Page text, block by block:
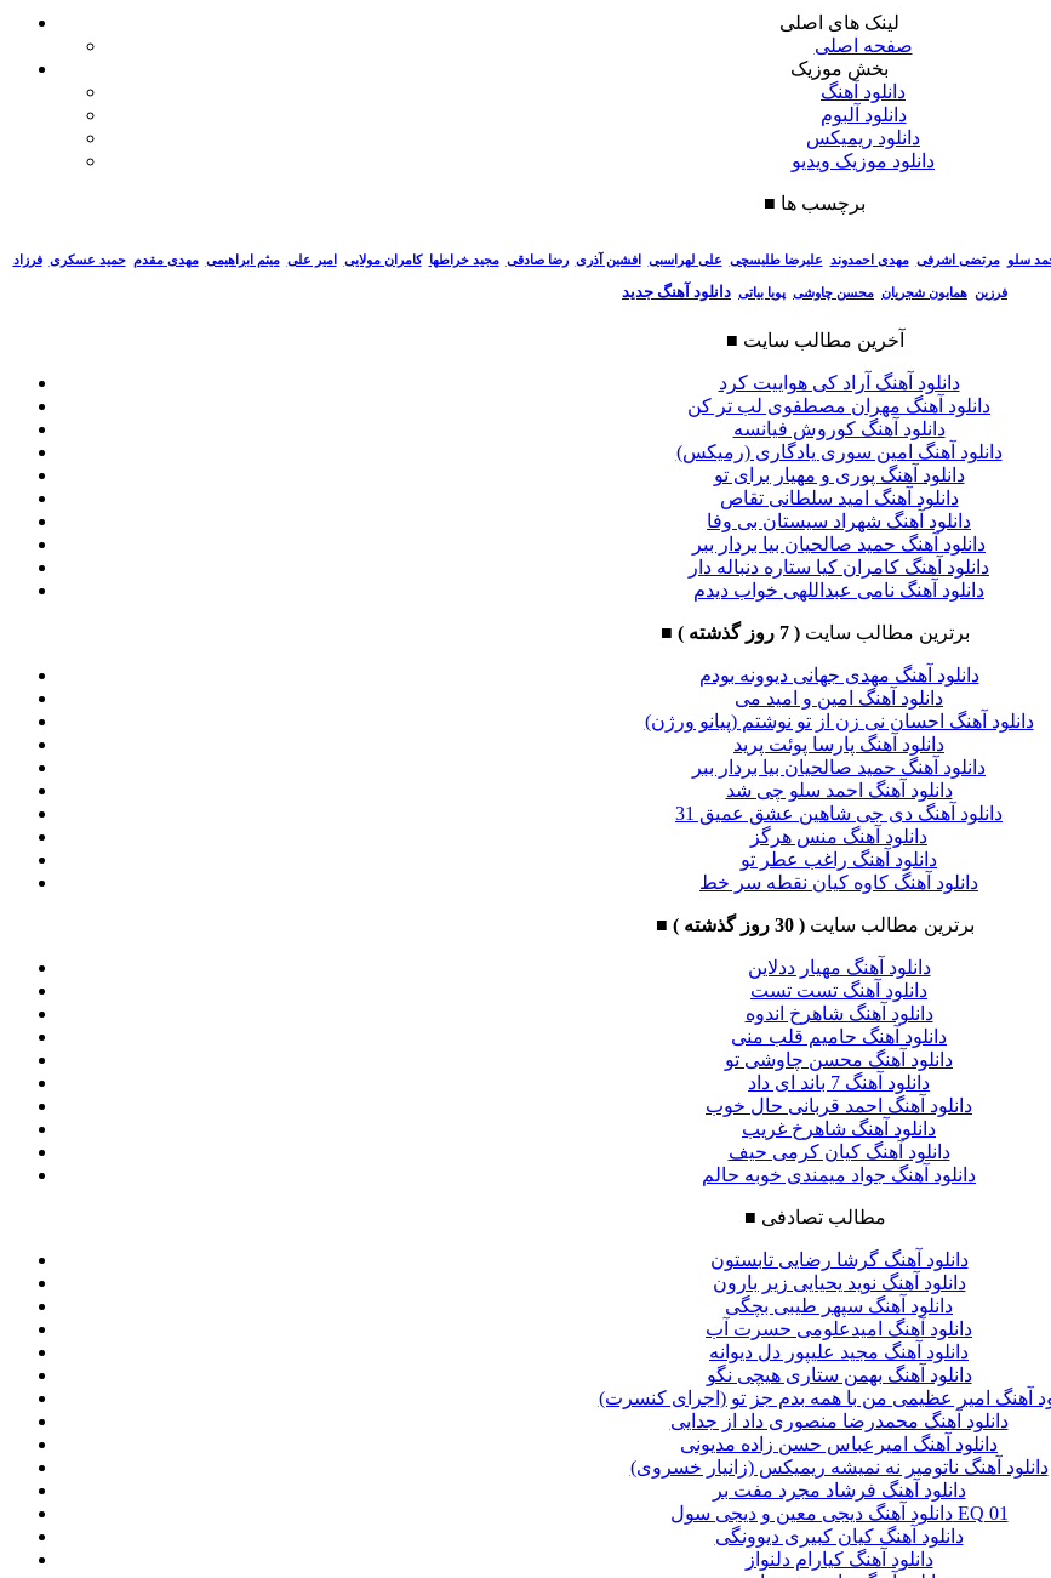
لینک های اصلی
صفحه اصلی
بخش موزیک
دانلود آهنگ
دانلود آلبوم
دانلود ریمیکس
دانلود موزیک ویدیو
■ برچسب ها
سلو مرتضی اشرفی مهدی احمدوند علیرضا طلیسچی علی لهراسبی افشین آذری رضا صادقی مجید خراطها کامران مولایی امیر علی میثم ابراهیمی مهدی مقدم حمید عسکری فرزاد
فرزین همایون شجریان محسن چاوشی پویا بیاتی دانلود آهنگ جدید
■ آخرین مطالب سایت
دانلود آهنگ آراد کی هواییت کرد
دانلود آهنگ مهران مصطفوی لب تر کن
دانلود آهنگ کوروش فیانسه
دانلود آهنگ امین سوری یادگاری (رمیکس)
دانلود آهنگ پوری و مهیار برای تو
دانلود آهنگ امید سلطانی تقاص
دانلود آهنگ شهراد سیستان بی وفا
دانلود آهنگ حمید صالحیان بیا بردار ببر
دانلود آهنگ کامران کیا ستاره دنباله دار
دانلود آهنگ نامی عبداللهی خواب دیدم
■ برترین مطالب سایت( 7 روز گذشته )
دانلود آهنگ مهدی جهانی دیوونه بودم
دانلود آهنگ امین و امید می
دانلود آهنگ احسان نی زن از تو نوشتم (پیانو ورژن)
دانلود آهنگ پارسا پوئت پرید
دانلود آهنگ حمید صالحیان بیا بردار ببر
دانلود آهنگ احمد سلو چی شد
دانلود آهنگ دی جی شاهین عشق عمیق 31
دانلود آهنگ منس هرگز
دانلود آهنگ راغب عطر تو
دانلود آهنگ کاوه کیان نقطه سر خط
■ برترین مطالب سایت( 30 روز گذشته )
دانلود آهنگ مهیار ددلاین
دانلود آهنگ تست تست
دانلود آهنگ شاهرخ اندوه
دانلود آهنگ حامیم قلب منی
دانلود آهنگ محسن چاوشی تو
دانلود آهنگ 7 باند ای داد
دانلود آهنگ احمد قربانی حال خوب
دانلود آهنگ شاهرخ غریب
دانلود آهنگ کیان کرمی حیف
دانلود آهنگ جواد میمندی خوبه حالم
■ مطالب تصادفی
دانلود آهنگ گرشا رضایی تابستون
دانلود آهنگ نوید یحیایی زیر بارون
دانلود آهنگ سپهر طیبی بچگی
دانلود آهنگ امیدعلومی حسرت آب
دانلود آهنگ مجید علیپور دل دیوانه
دانلود آهنگ بهمن ستاری هیچی نگو
آهنگ امیر عظیمی من با همه بدم جز تو (اجرای کنسرت)
دانلود آهنگ محمدرضا منصوری داد از جدایی
دانلود آهنگ امیرعباس حسن زاده مدیونی
دانلود آهنگ ناتومیر نه نمیشه ریمیکس (زانیار خسروی)
دانلود آهنگ فرشاد مجرد مفت بر
دانلود آهنگ دیجی معین و دیجی سول EQ 01
دانلود آهنگ کیان کبیری دیوونگی
دانلود آهنگ کیارام دلنواز